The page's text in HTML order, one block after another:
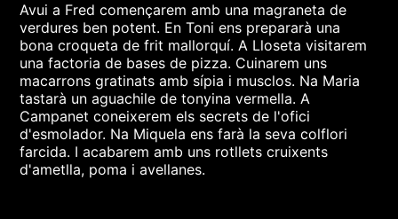
Avui a Fred començarem amb una magraneta de
verdures ben potent. En Toni ens prepararà una
bona croqueta de frit mallorquí. A Lloseta visitarem
una factoria de bases de pizza. Cuinarem uns
macarrons gratinats amb sípia i musclos. Na Maria
tastarà un aguachile de tonyina vermella. A
Campanet coneixerem els secrets de l'ofici
d'esmolador. Na Miquela ens farà la seva colflori
farcida. I acabarem amb uns rotllets cruixents
d'ametlla, poma i avellanes.